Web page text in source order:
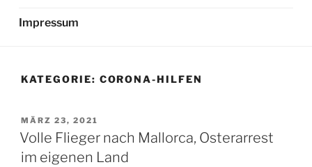
Impressum
KATEGORIE: CORONA-HILFEN
VERÖFFENTLICHT
AM
MÄRZ 23, 2021
Volle Flieger nach Mallorca, Osterarrest
im eigenen Land